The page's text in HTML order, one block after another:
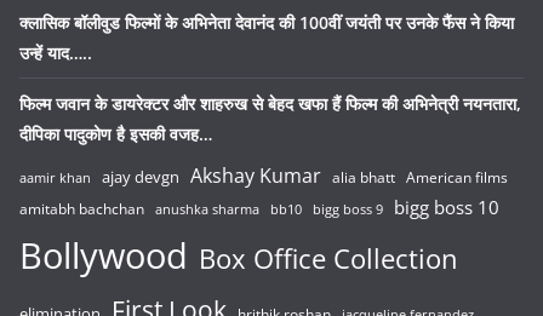
क्लासिक बॉलीवुड फिल्मों के अभिनेता देवानंद की 100वीं जयंती पर उनके फैंस ने किया
उन्हें याद…..
फिल्म जवान के डायरेक्टर और शाहरुख से बेहद खफा हैं फिल्म की अभिनेत्री नयनतारा,
दीपिका पादुकोण है इसकी वजह…
aamir khan ajay devgn Akshay Kumar alia bhatt American films
amitabh bachchan anushka sharma bb10 bigg boss 9 bigg boss 10
Bollywood Box Office Collection